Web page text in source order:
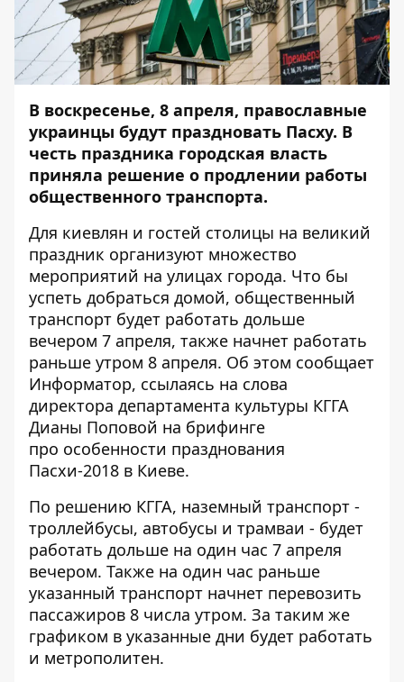
В воскресенье, 8 апреля, православные
украинцы будут праздновать Пасху. В
честь праздника городская власть
приняла решение о продлении работы
общественного транспорта.
Для киевлян и гостей столицы на великий
праздник организуют множество
мероприятий на улицах города. Что бы
успеть добраться домой, общественный
транспорт будет работать дольше
вечером 7 апреля, также начнет работать
раньше утром 8 апреля. Об этом сообщает
Информатор, ссылаясь на слова
директора департамента культуры КГГА
Дианы Поповой на брифинге
про особенности празднования
Пасхи-2018 в Киеве.
По решению КГГА, наземный транспорт -
троллейбусы, автобусы и трамваи - будет
работать дольше на один час 7 апреля
вечером. Также на один час раньше
указанный транспорт начнет перевозить
пассажиров 8 числа утром. За таким же
графиком в указанные дни будет работать
и метрополитен.